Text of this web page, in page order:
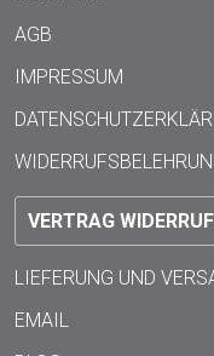
AGB
IMPRESSUM
VERTRAG
LIEFERUNG UND
EMAIL